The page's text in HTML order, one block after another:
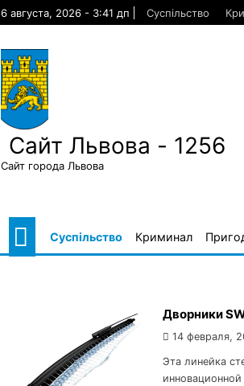
6 августа, 2026 - 3:41 дп Суспільство
Сайт Львова - 1256
Сайт города Львова
Суспільство Криминал
Дворники
14 февраля,
Эта линейка